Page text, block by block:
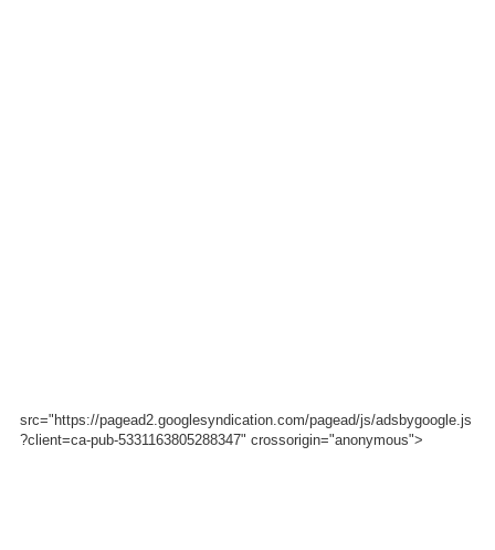
src="https://pagead2.googlesyndication.com/pagead/js/adsbygoogle.js
?client=ca-pub-5331163805288347" crossorigin="anonymous">